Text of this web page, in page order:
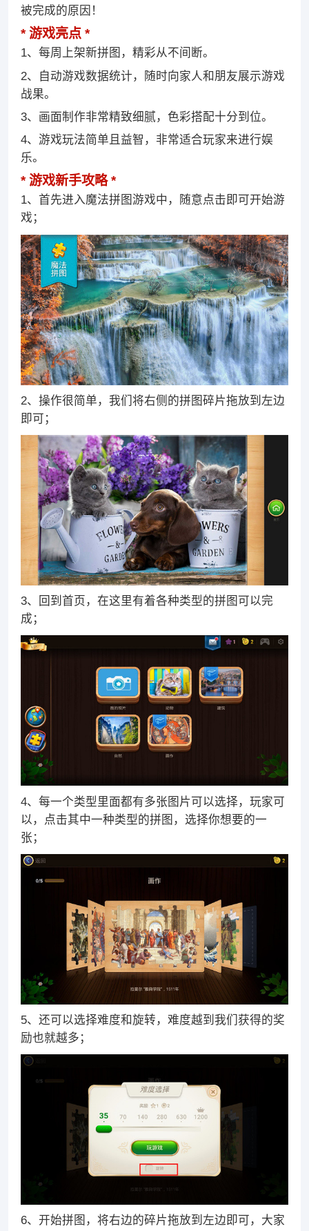
被完成的原因！
游戏亮点
1、每周上架新拼图，精彩从不间断。
2、自动游戏数据统计，随时向家人和朋友展示游戏
战果。
3、画面制作非常精致细腻，色彩搭配十分到位。
4、游戏玩法简单且益智，非常适合玩家来进行娱
乐。
游戏新手攻略
1、首先进入魔法拼图游戏中，随意点击即可开始游
戏；
2、操作很简单，我们将右侧的拼图碎片拖放到左边
即可；
3、回到首页，在这里有着各种类型的拼图可以完
成；
4、每一个类型里面都有多张图片可以选择，玩家可
以，点击其中一种类型的拼图，选择你想要的一
张；
5、还可以选择难度和旋转，难度越到我们获得的奖
励也就越多；
6、开始拼图，将右边的碎片拖放到左边即可，大家